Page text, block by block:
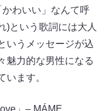
わいい」なんて呼
)という歌詞には大人
いうメッセージが込
魅力的な男性になる
います。
」– MÁME